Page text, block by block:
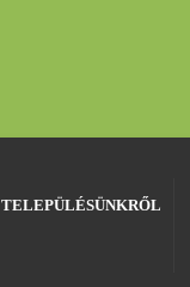
TELEPÜLÉSÜNKRŐL